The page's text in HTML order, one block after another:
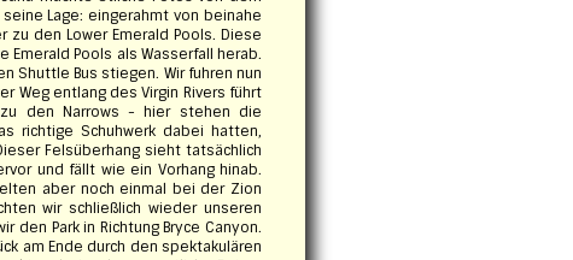
Lage: eingerahmt von beinahe
den Lower Emerald Pools. Diese
Pools als Wasserfall herab.
Shuttle Bus stiegen. Wir fuhren nun
Weg entlang des Virgin Rivers führt
den Narrows - hier stehen die
richtige Schuhwerk dabei hatten,
Felsüberhang sieht tatsächlich
und fällt wie ein Vorhang hinab.
aber noch einmal bei der Zion
wir schließlich wieder unseren
den Park in Richtung Bryce Canyon.
am Ende durch den spektakulären